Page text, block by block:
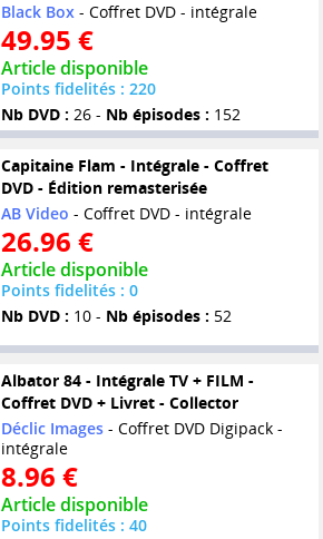
Black Box- Coffret DVD - intégrale
49.95 €
Article disponible
Points fidelités : 220
Nb DVD : 26 - Nb épisodes : 152
Capitaine Flam - Intégrale - Coffret
DVD - Édition remasterisée
AB Video - Coffret DVD - intégrale
26.96 €
Article disponible
Points fidelités : 0
Nb DVD : 10 - Nb épisodes : 52
Albator 84 - Intégrale TV + FILM -
Coffret DVD + Livret - Collector
Déclic Images- Coffret DVD Digipack -
intégrale
8.96 €
Article disponible
Points fidelités : 40